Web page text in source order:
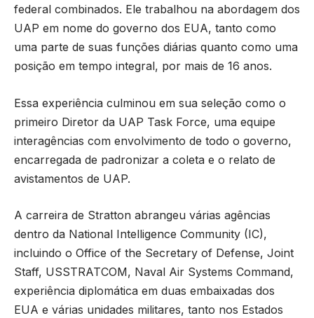
federal combinados. Ele trabalhou na abordagem dos
UAP em nome do governo dos EUA, tanto como
uma parte de suas funções diárias quanto como uma
posição em tempo integral, por mais de 16 anos.
Essa experiência culminou em sua seleção como o
primeiro Diretor da UAP Task Force, uma equipe
interagências com envolvimento de todo o governo,
encarregada de padronizar a coleta e o relato de
avistamentos de UAP.
A carreira de Stratton abrangeu várias agências
dentro da National Intelligence Community (IC),
incluindo o Office of the Secretary of Defense, Joint
Staff, USSTRATCOM, Naval Air Systems Command,
experiência diplomática em duas embaixadas dos
EUA e várias unidades militares, tanto nos Estados